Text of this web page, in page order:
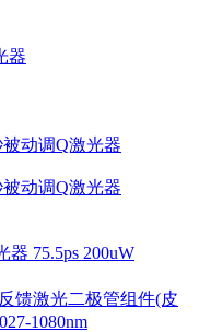
器
动调Q激光器
动调Q激光器
器 75.5ps 200uW
馈激光二极管组件(皮
1080nm